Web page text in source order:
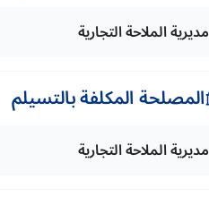
مديرية الملاحة التجارية
المصلحة المكلفة بالتسيلم
مديرية الملاحة التجارية